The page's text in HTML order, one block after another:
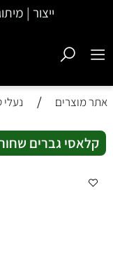
ייצור |
אתר מוצרים / נעלי
קלאסי גברים